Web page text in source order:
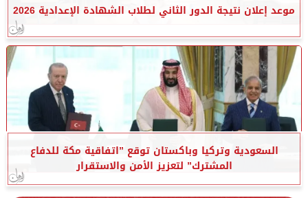
موعد إعلان نتيجة الدور الثاني لطلاب الشهادة الإعدادية 2026
السعودية وتركيا وباكستان توقع ”اتفاقية مكة للدفاع
المشترك” لتعزيز الأمن والاستقرار